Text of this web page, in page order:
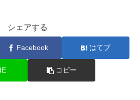
シェアする
Facebook はてブ
コピー